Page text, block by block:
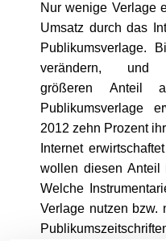
Nur wenige Verlage
Umsatz durch das
Publikumsverlage.
verändern,
größeren Anteil
Publikumsverlage
2012 zehn Prozent
Internet
wollen diesen Anteil
Welche
Verlage nutzen bzw.